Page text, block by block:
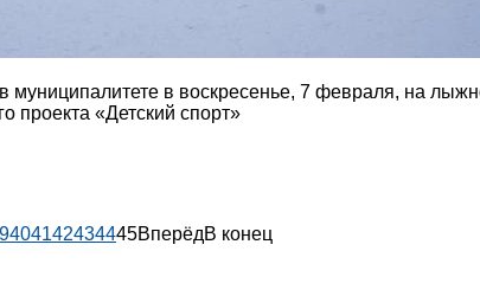
в воскресенье, 7 февраля, на
проекта «Детский спорт»
404142434445ВперёдВ конец